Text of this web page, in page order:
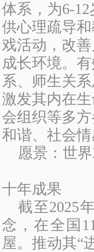
体系，为6-
供心理疏导
戏活动，改
成长环境。
系、师生关
激发其内在
会组织等多
和谐、社会
愿景：世
十年成果
截至2025
念，在全国
屋。推动其“